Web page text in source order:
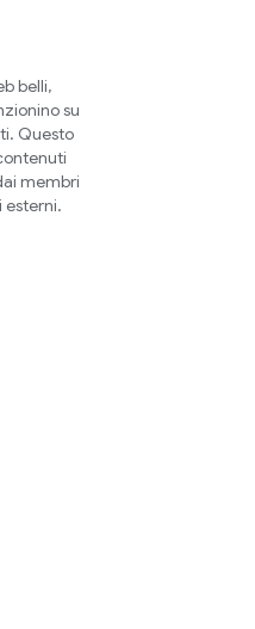
belli,
su
Questo
membri
esterni.